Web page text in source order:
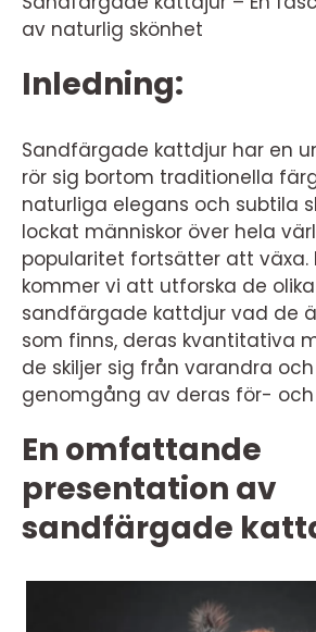
av naturlig skönhet
Inledning:
Sandfärgade kattdjur har en
rör sig bortom traditionella
naturliga elegans och subtila
lockat människor över hela
popularitet fortsätter att växa.
kommer vi att utforska de
sandfärgade kattdjur vad de
som finns, deras kvantitativa
de skiljer sig från varandra
genomgång av deras för-
En omfattande
presentation av
sandfärgade